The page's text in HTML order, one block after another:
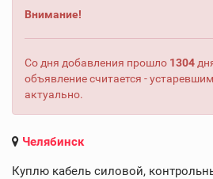
Внимание!
Со дня добавления прошло 1304
объявление считается -
актуально.
Челябинск
Куплю кабель силовой,